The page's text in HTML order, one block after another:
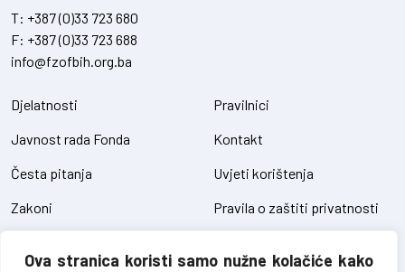
Ova stranica koristi samo nužne kolačiće kako
T: +387 (0)33 723 680
F: +387 (0)33 723 688
info@fzofbih.org.ba
Djelatnosti
Javnost rada Fonda
Česta pitanja
Zakoni
Pravilnici
Kontakt
Uvjeti korištenja
Pravila o zaštiti privatnosti